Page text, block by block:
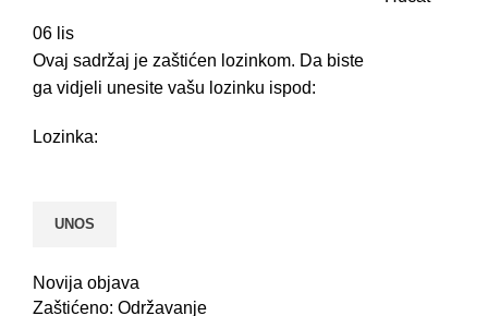
06 lis
Ovaj sadržaj je zaštićen lozinkom. Da biste
ga vidjeli unesite vašu lozinku ispod:
Lozinka:
Novija objava
Zaštićeno: Održavanje